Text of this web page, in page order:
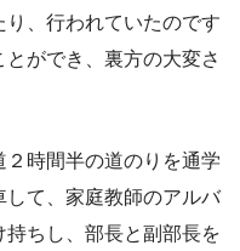
、行われていたのです
ができ、裏方の大変さ
時間半の道のりを通学
して、家庭教師のアルバ
ちし、部長と副部長を